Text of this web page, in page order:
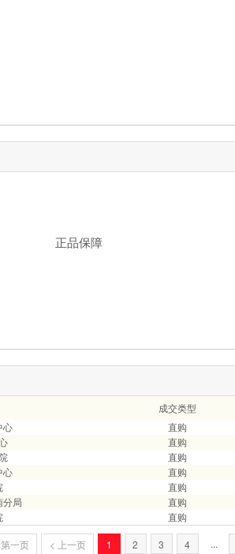
正品保障
成交类型
心 直购
直购
直购
心 直购
直购
分局 直购
直购
第一页 < 上一页 1 2 3 4 ...